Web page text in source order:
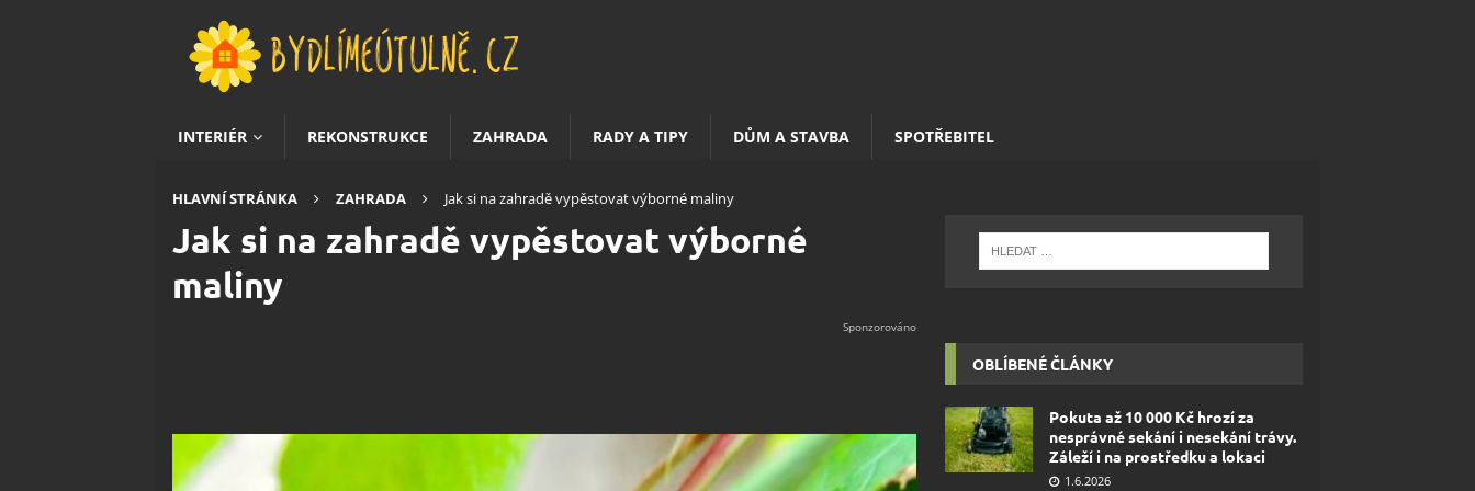
INTERIÉR REKONSTRUKCE ZAHRADA RADY A TIPY DŮM A STAVBA SPOTŘEBITEL
HLAVNÍ STRÁNKA ZAHRADA Jak si na zahradě vypěstovat výborné maliny
Jak si na zahradě vypěstovat výborné
maliny
OBLÍBENÉ ČLÁNKY
Pokuta až 10 000 Kč hrozí za
nesprávné sekání i nesekání trávy.
Záleží i na prostředku a lokaci
1.6.2026